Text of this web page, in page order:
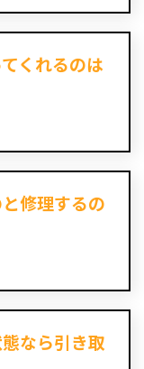
くれるのは
修理するの
なら引き取